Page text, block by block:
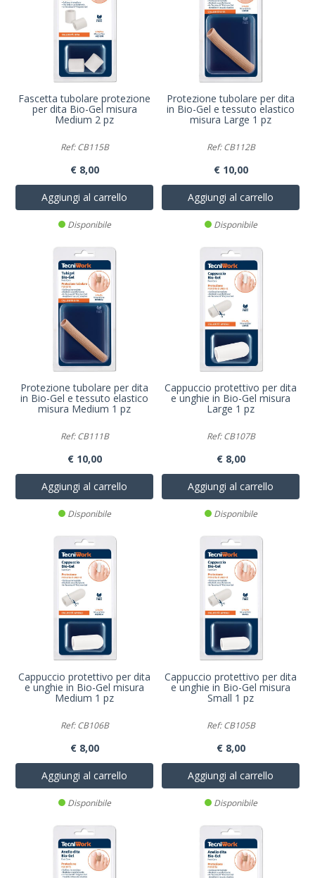
Fascetta tubolare protezione
per dita Bio-Gel misura
Medium 2 pz
Ref: CB115B
€ 8,00
Aggiungi al carrello
Disponibile
Protezione tubolare per dita
in Bio-Gel e tessuto elastico
misura Large 1 pz
Ref: CB112B
€ 10,00
Aggiungi al carrello
Disponibile
Protezione tubolare per dita
in Bio-Gel e tessuto elastico
misura Medium 1 pz
Ref: CB111B
€ 10,00
Aggiungi al carrello
Disponibile
Cappuccio protettivo per dita
e unghie in Bio-Gel misura
Large 1 pz
Ref: CB107B
€ 8,00
Aggiungi al carrello
Disponibile
Cappuccio protettivo per dita
e unghie in Bio-Gel misura
Medium 1 pz
Ref: CB106B
€ 8,00
Aggiungi al carrello
Disponibile
Cappuccio protettivo per dita
e unghie in Bio-Gel misura
Small 1 pz
Ref: CB105B
€ 8,00
Aggiungi al carrello
Disponibile